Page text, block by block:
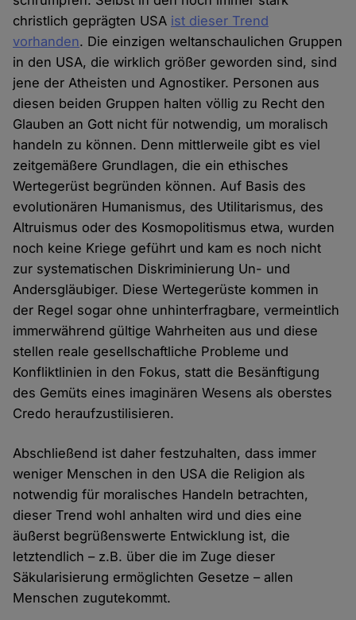
christlich geprägten USA ist dieser Trend
vorhanden. Die einzigen weltanschaulichen Gruppen
in den USA, die wirklich größer geworden sind, sind
jene der Atheisten und Agnostiker. Personen aus
diesen beiden Gruppen halten völlig zu Recht den
Glauben an Gott nicht für notwendig, um moralisch
handeln zu können. Denn mittlerweile gibt es viel
zeitgemäßere Grundlagen, die ein ethisches
Wertegerüst begründen können. Auf Basis des
evolutionären Humanismus, des Utilitarismus, des
Altruismus oder des Kosmopolitismus etwa, wurden
noch keine Kriege geführt und kam es noch nicht
zur systematischen Diskriminierung Un- und
Andersgläubiger. Diese Wertegerüste kommen in
der Regel sogar ohne unhinterfragbare, vermeintlich
immerwährend gültige Wahrheiten aus und diese
stellen reale gesellschaftliche Probleme und
Konfliktlinien in den Fokus, statt die Besänftigung
des Gemüts eines imaginären Wesens als oberstes
Credo heraufzustilisieren.
Abschließend ist daher festzuhalten, dass immer
weniger Menschen in den USA die Religion als
notwendig für moralisches Handeln betrachten,
dieser Trend wohl anhalten wird und dies eine
äußerst begrüßenswerte Entwicklung ist, die
letztendlich – z.B. über die im Zuge dieser
Säkularisierung ermöglichten Gesetze – allen
Menschen zugutekommt.